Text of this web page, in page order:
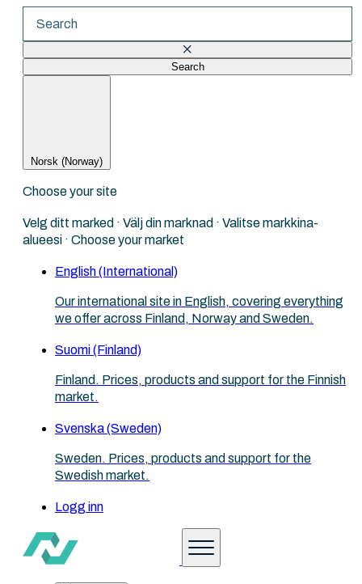
Search
Norsk (Norway)
Choose your site
Velg ditt marked · Välj din marknad · Valitse markkina-
alueesi · Choose your market
English (International)
Our international site in English, covering everything
we offer across Finland, Norway and Sweden.
Suomi (Finland)
Finland. Prices, products and support for the Finnish
market.
Svenska (Sweden)
Sweden. Prices, products and support for the
Swedish market.
Logg inn